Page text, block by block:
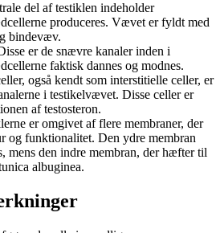
del af testiklen indeholder
produceres. Vævet er fyldt med
bindevæv.
er de snævre kanaler inden i
faktisk dannes og modnes.
også kendt som interstitielle celler, er
i testikelvævet. Disse celler er
af testosteron.
er omgivet af flere membraner, der
og funktionalitet. Den ydre membran
mens den indre membran, der hæfter til
albuginea.